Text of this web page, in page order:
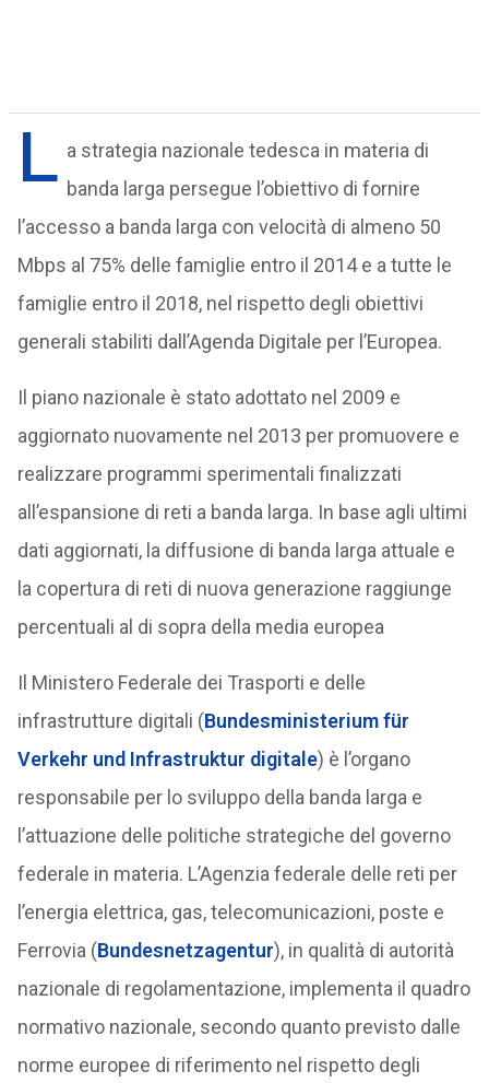
L a strategia nazionale tedesca in materia di
banda larga persegue l’obiettivo di fornire
l’accesso a banda larga con velocità di almeno 50
Mbps al 75% delle famiglie entro il 2014 e a tutte le
famiglie entro il 2018, nel rispetto degli obiettivi
generali stabiliti dall’Agenda Digitale per l’Europea.
Il piano nazionale è stato adottato nel 2009 e
aggiornato nuovamente nel 2013 per promuovere e
realizzare programmi sperimentali finalizzati
all’espansione di reti a banda larga. In base agli ultimi
dati aggiornati, la diffusione di banda larga attuale e
la copertura di reti di nuova generazione raggiunge
percentuali al di sopra della media europea
Il Ministero Federale dei Trasporti e delle
infrastrutture digitali (Bundesministerium für
Verkehr und Infrastruktur digitale) è l’organo
responsabile per lo sviluppo della banda larga e
l’attuazione delle politiche strategiche del governo
federale in materia. L’Agenzia federale delle reti per
l’energia elettrica, gas, telecomunicazioni, poste e
Ferrovia (Bundesnetzagentur), in qualità di autorità
nazionale di regolamentazione, implementa il quadro
normativo nazionale, secondo quanto previsto dalle
norme europee di riferimento nel rispetto degli